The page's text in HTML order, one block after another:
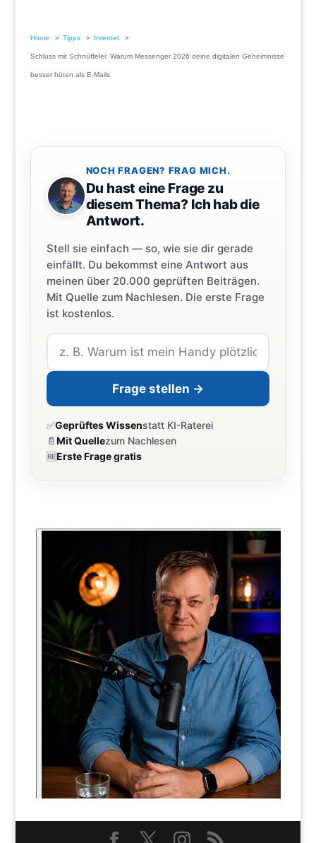
Home Tipps Internet
Schluss mit Schnüffelei: Warum Messenger 2026 deine digitalen Geheimnisse
besser hüten als E-Mails
NOCH FRAGEN? FRAG MICH.
Du hast eine Frage zu
diesem Thema? Ich hab die
Antwort.
Stell sie einfach — so, wie sie dir gerade
einfällt. Du bekommst eine Antwort aus
meinen über 20.000 geprüften Beiträgen.
Mit Quelle zum Nachlesen. Die erste Frage
ist kostenlos.
Frage stellen →
✅Geprüftes Wissenstatt KI-Raterei
📄Mit Quellezum Nachlesen
🆓Erste Frage gratis